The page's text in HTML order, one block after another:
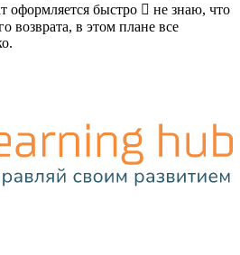
оформляется быстро  не знаю, что
возврата, в этом плане все